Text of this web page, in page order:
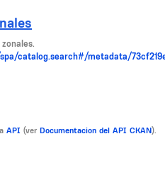
catalog.search#/metadata/
API (ver Documentacion del API CKAN).